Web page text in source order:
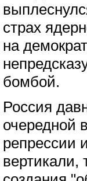
страх
на
бомбой.
Россия
очередной
репрессии
вертикали,